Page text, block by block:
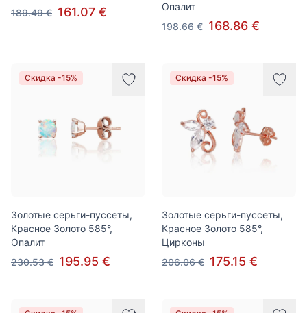
189.49 € 161.07 €
Опалит
198.66 € 168.86 €
Скидка -15%
Золотые серьги-пуссеты,
Красное Золото 585°,
Опалит
230.53 € 195.95 €
Скидка -15%
Золотые серьги-пуссеты,
Красное Золото 585°,
Цирконы
206.06 € 175.15 €